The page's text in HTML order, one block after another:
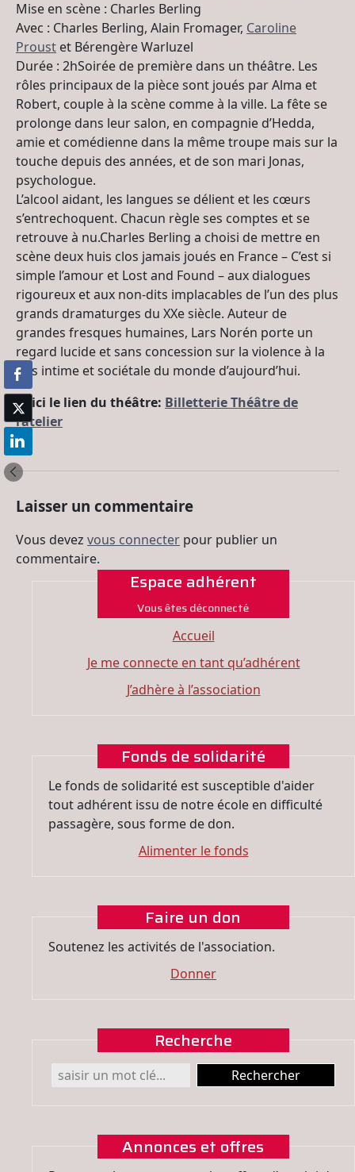
Mise en scène : Charles Berling
Avec : Charles Berling, Alain Fromager, Caroline
Proust et Bérengère Warluzel
Durée : 2hSoirée de première dans un théâtre. Les
rôles principaux de la pièce sont joués par Alma et
Robert, couple à la scène comme à la ville. La fête se
prolonge dans leur salon, en compagnie d’Hedda,
amie et comédienne dans la même troupe mais sur la
touche depuis des années, et de son mari Jonas,
psychologue.
L’alcool aidant, les langues se délient et les cœurs
s’entrechoquent. Chacun règle ses comptes et se
retrouve à nu.Charles Berling a choisi de mettre en
scène deux huis clos jamais joués en France – C’est si
simple l’amour et Lost and Found – aux dialogues
rigoureux et aux non-dits implacables de l’un des plus
grands dramaturges du XXe siècle. Auteur de
grandes fresques humaines, Lars Norén porte un
regard lucide et sans concession sur la violence à la
fois intime et sociétale du monde d’aujourd’hui.
Voici le lien du théâtre: Billetterie Théâtre de
l’atelier
Laisser un commentaire
Vous devez vous connecter pour publier un
commentaire.
Espace adhérent
Vous êtes déconnecté
Accueil
Je me connecte en tant qu’adhérent
J’adhère à l’association
Fonds de solidarité
Le fonds de solidarité est susceptible d'aider
tout adhérent issu de notre école en difficulté
passagère, sous forme de don.
Alimenter le fonds
Faire un don
Soutenez les activités de l'association.
Donner
Recherche
Annonces et offres